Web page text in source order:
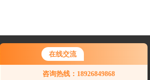
在线交流
咨询热线：18926849868
联系我们